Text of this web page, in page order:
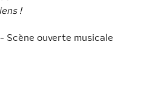
!
Scène ouverte musicale